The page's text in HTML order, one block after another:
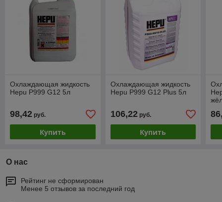
Охлаждающая жидкость
Hepu P999 G12 5л
98,42 руб.
Купить
Охлаждающая жидкость
Hepu P999 G12 Plus 5л
106,22руб.
Купить
О нас
Рейтинг не сформирован
Менее 5 отзывов за последний год